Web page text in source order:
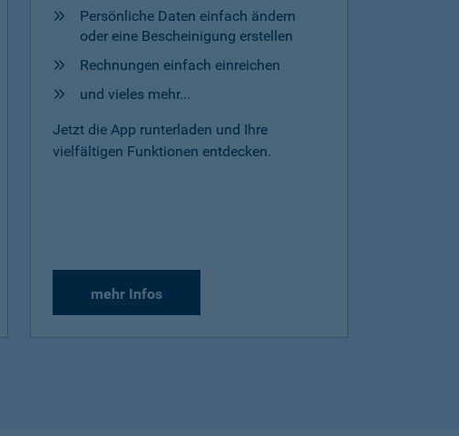
Persönliche Daten einfach ändern
oder eine Bescheinigung erstellen
Rechnungen einfach einreichen
und vieles mehr...
Jetzt die App runterladen und Ihre
vielfältigen Funktionen entdecken.
mehr Infos